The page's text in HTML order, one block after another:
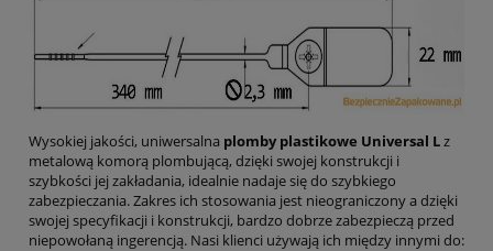
Wysokiej jakości, uniwersalna plomby plastikowe Universal Lz
metalową komorą plombującą, dzięki swojej konstrukcji i
szybkości jej zakładania, idealnie nadaje się do szybkiego
zabezpieczania. Zakres ich stosowania jest nieograniczony a dzięki
swojej specyfikacji i konstrukcji, bardzo dobrze zabezpieczą przed
niepowołaną ingerencją. Nasi klienci używają ich między innymi do: